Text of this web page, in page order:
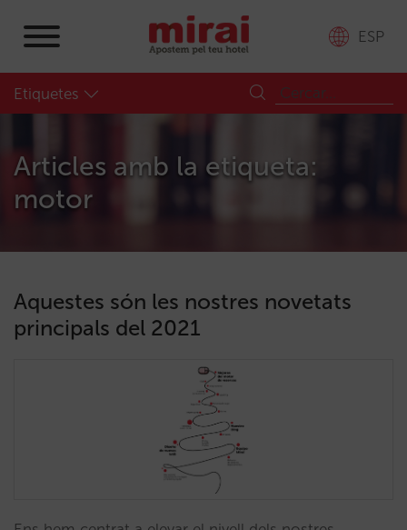
ESP
Etiquetes
Articles amb la etiqueta:
motor
Aquestes són les nostres novetats
principals del 2021